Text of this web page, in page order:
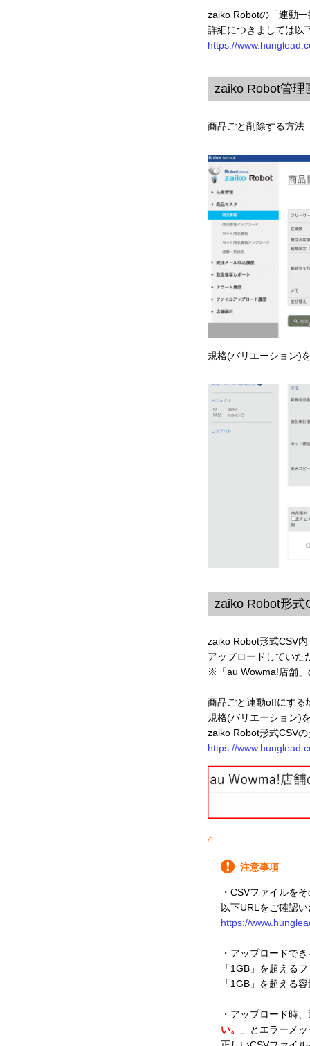
zaiko Robotの「連動
詳細につきましては以
https://
zaiko Robot管理
商品ごと削除する方法
規格(バリエーション)
zaiko Robot形式
zaiko Robot形式CSV
アップロードしていた
※「au Wowma!店舗」
商品ごと連動offにす
規格(バリエーション)
zaiko Robot形式CSV
https://
注意事項
・CSVファイルを
以下URLをご確認
https://
・アップロードで
「1GB」を超える
「1GB」を超える
・アップロード時
い。
」とエラーメ